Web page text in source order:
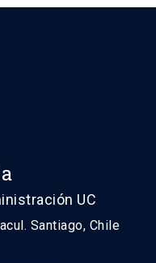
UC
Santiago, Chile